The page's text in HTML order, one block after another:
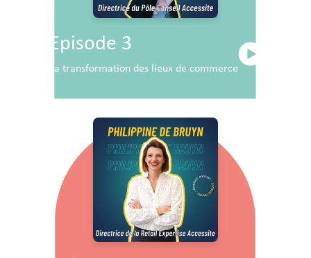
Episode 3
La transformation des lieux de commerce